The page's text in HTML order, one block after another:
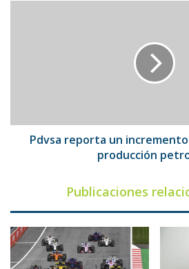
la
producción
Pdvsa reporta un incremento
producción
Publicaciones